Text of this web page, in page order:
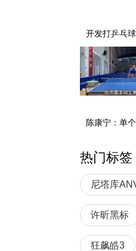
热门标签
尼塔库
许昕黑标
狂飙皓3